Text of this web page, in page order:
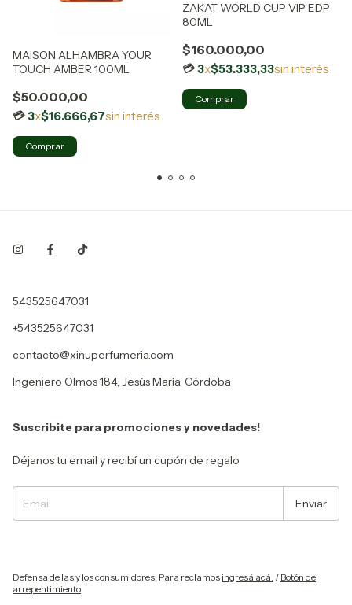
MAISON ALHAMBRA YOUR
TOUCH AMBER 100ML
$50.000,00
3x$16.666,67sin interés
ZAKAT WORLD CUP VIP EDP
80ML
$160.000,00
3x$53.333,33sin interés
Comprar
543525647031
+543525647031
contacto@xinuperfumeria.com
Ingeniero Olmos 184, Jesús María, Córdoba
Suscribite para promociones y novedades!
Déjanos tu email y recibí un cupón de regalo
Defensa de las y los consumidores. Para reclamos ingresá acá. / Botón de
arrepentimiento